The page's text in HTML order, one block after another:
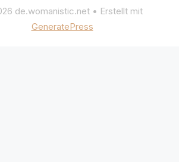
de.womanistic.net• Erstellt mit
GeneratePress